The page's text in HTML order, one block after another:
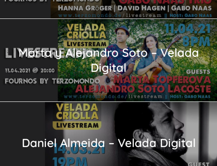
Marta y Alejandro Soto – Velada
Digital
Daniel Almeida – Velada Digital